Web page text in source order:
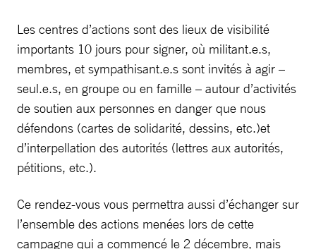
Les centres d’actions sont des lieux de visibilité
importants 10 jours pour signer, où militant.e.s,
membres, et sympathisant.e.s sont invités à agir –
seul.e.s, en groupe ou en famille – autour d’activités
de soutien aux personnes en danger que nous
défendons (cartes de solidarité, dessins, etc.)et
d’interpellation des autorités (lettres aux autorités,
pétitions, etc.).
Ce rendez-vous vous permettra aussi d’échanger sur
l’ensemble des actions menées lors de cette
campagne qui a commencé le 2 décembre, mais